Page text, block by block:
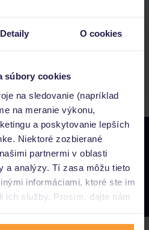
Detaily O cookies
súbory cookies
na sledovanie (napríklad
na meranie výkonu,
a poskytovanie lepších
Niektoré zozbierané
partnermi v oblasti
a analýzy. Tí zasa môžu tieto
informáciami, ktoré ste im
ich služby. Prosím, dajte nám